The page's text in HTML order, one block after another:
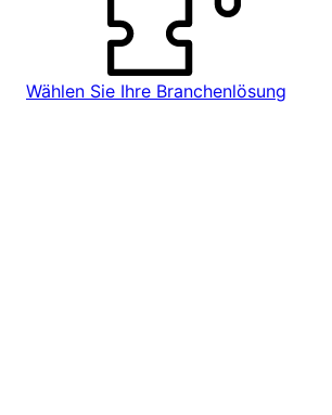
Wählen Sie Ihre Branchenlösung